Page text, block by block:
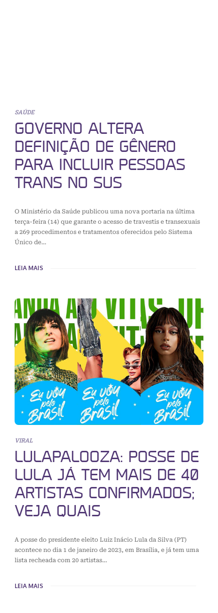
SAÚDE
GOVERNO ALTERA
DEFINIÇÃO DE GÊNERO
PARA INCLUIR PESSOAS
TRANS NO SUS
O Ministério da Saúde publicou uma nova portaria na última
terça-feira (14) que garante o acesso de travestis e transexuais
a 269 procedimentos e tratamentos oferecidos pelo Sistema
Único de…
LEIA MAIS
VIRAL
LULAPALOOZA: POSSE DE
LULA JÁ TEM MAIS DE 40
ARTISTAS CONFIRMADOS;
VEJA QUAIS
A posse do presidente eleito Luiz Inácio Lula da Silva (PT)
acontece no dia 1 de janeiro de 2023, em Brasília, e já tem uma
lista recheada com 20 artistas…
LEIA MAIS